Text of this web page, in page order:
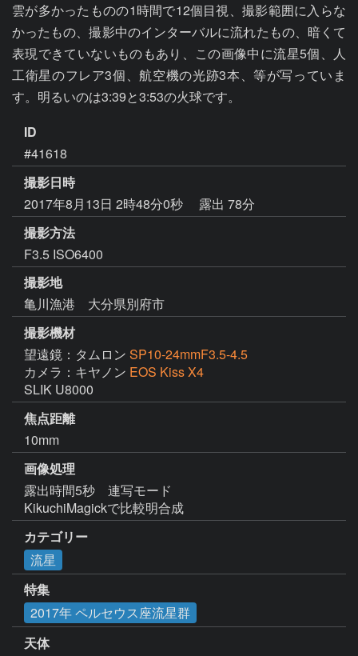
雲が多かったものの1時間で12個目視、撮影範囲に入らな
かったもの、撮影中のインターバルに流れたもの、暗くて
表現できていないものもあり、この画像中に流星5個、人
工衛星のフレア3個、航空機の光跡3本、等が写っていま
す。明るいのは3:39と3:53の火球です。
ID
#41618
撮影日時
2017年8月13日 2時48分0秒
露出 78分
撮影方法
F3.5 ISO6400
撮影地
亀川漁港 大分県別府市
撮影機材
望遠鏡：タムロン SP10-24mmF3.5-4.5
カメラ：キヤノン EOS Kiss X4
SLIK U8000
焦点距離
10mm
画像処理
露出時間5秒　連写モード
KikuchiMagickで比較明合成
カテゴリー
流星
特集
2017年 ペルセウス座流星群
天体